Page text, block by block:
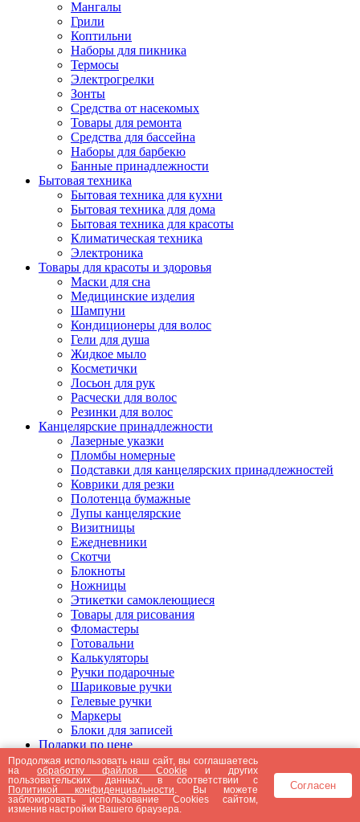
Мангалы
Грили
Коптильни
Наборы для пикника
Термосы
Электрогрелки
Зонты
Средства от насекомых
Товары для ремонта
Средства для бассейна
Наборы для барбекю
Банные принадлежности
Бытовая техника
Бытовая техника для кухни
Бытовая техника для дома
Бытовая техника для красоты
Климатическая техника
Электроника
Товары для красоты и здоровья
Маски для сна
Медицинские изделия
Шампуни
Кондиционеры для волос
Гели для душа
Жидкое мыло
Косметички
Лосьон для рук
Расчески для волос
Резинки для волос
Канцелярские принадлежности
Лазерные указки
Пломбы номерные
Подставки для канцелярских принадлежностей
Коврики для резки
Полотенца бумажные
Лупы канцелярские
Визитницы
Ежедневники
Скотчи
Блокноты
Ножницы
Этикетки самоклеющиеся
Товары для рисования
Фломастеры
Готовальни
Калькуляторы
Ручки подарочные
Шариковые ручки
Гелевые ручки
Маркеры
Блоки для записей
Подарки по цене
Подарки от 5000 рублей
Подарки до 5000 рублей
Подарки до 3000 рублей
Подарки до 2000 рублей
Подарки до 1000 рублей
Продолжая использовать наш сайт, вы соглашаетесь
наобработку файлов Cookie и других
пользовательских данных, в соответствии с
Политикой конфиденциальности . Вы можете
заблокировать использование Cookies сайтом,
изменив настройки Вашего браузера.
Согласен